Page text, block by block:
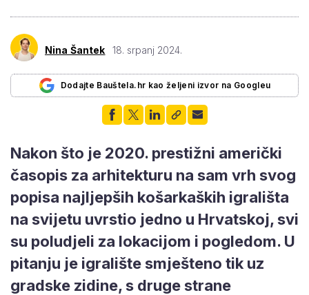
Nina Šantek 18. srpanj 2024.
Dodajte Bauštela.hr kao željeni izvor na Googleu
Nakon što je 2020. prestižni američki
časopis za arhitekturu na sam vrh svog
popisa najljepših košarkaških igrališta
na svijetu uvrstio jedno u Hrvatskoj, svi
su poludjeli za lokacijom i pogledom. U
pitanju je igralište smješteno tik uz
gradske zidine, s druge strane